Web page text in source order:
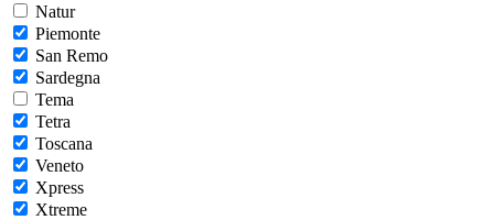
Natur
Piemonte
San Remo
Sardegna
Tema
Tetra
Toscana
Veneto
Xpress
Xtreme